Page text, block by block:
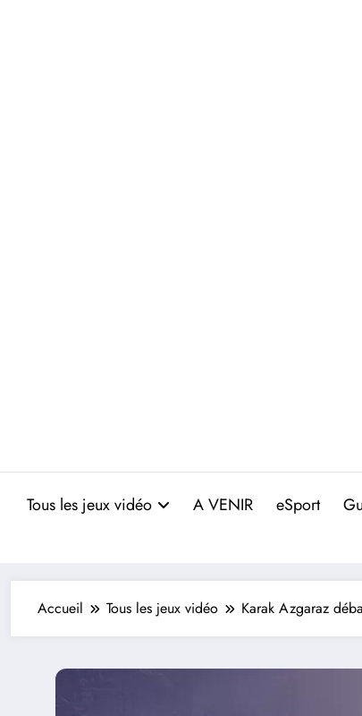
Tous les jeux vidéo A VENIR eSport
Accueil Tous les jeux vidéo Karak Azgaraz